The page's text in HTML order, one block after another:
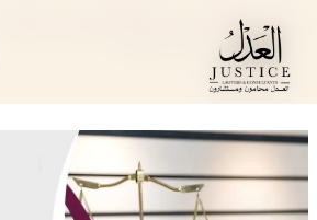
المحتوى
المدونة القانونية
تعويض ورد اعتبار في قطر